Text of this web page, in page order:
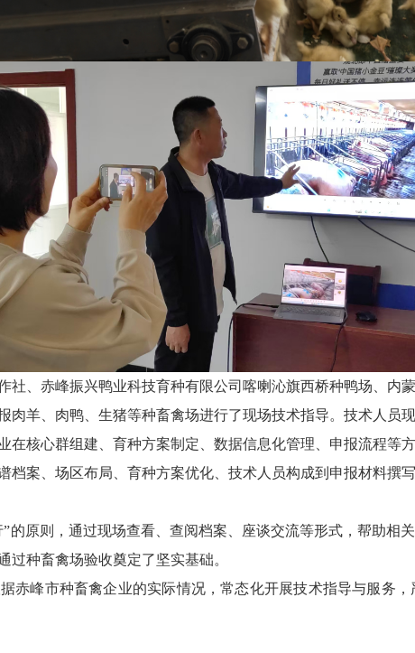
社、赤峰振兴鸭业科技育种有限公司喀喇沁旗西桥种鸭场、内
肉羊、肉鸭、生猪等种畜禽场进行了现场技术指导。技术人员
在核心群组建、育种方案制定、数据信息化管理、申报流程等
档案、场区布局、育种方案优化、技术人员构成到申报材料撰
的原则，通过现场查看、查阅档案、座谈交流等形式，帮助相
种畜禽场验收奠定了坚实基础。
赤峰市种畜禽企业的实际情况，常态化开展技术指导与服务